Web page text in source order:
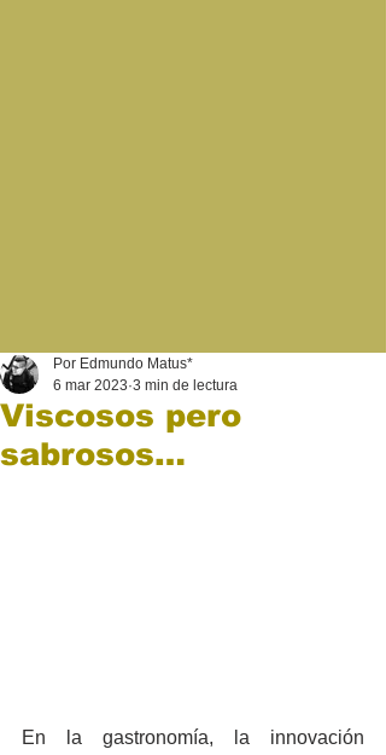
Viscosos pero
sabrosos…
Por Edmundo Matus*
6 mar 2023 3 min de lectura
En la gastronomía, la innovación